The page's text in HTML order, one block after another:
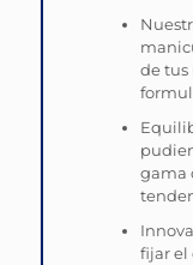
de tus
gama
fijar el